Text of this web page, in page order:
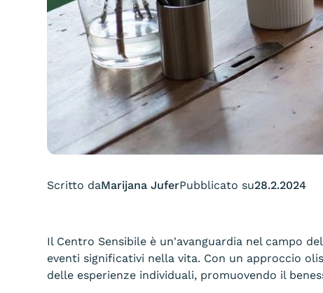
Scritto daMarijana JuferPubblicato su28.2.2024
Il Centro Sensibile è un'avanguardia nel campo
eventi significativi nella vita. Con un approccio
delle esperienze individuali, promuovendo il